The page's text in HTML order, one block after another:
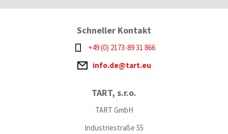
Schneller Kontakt
+49 (0) 2173-89 31 866
info.de@tart.eu
TART, s.r.o.
TART GmbH
Industriestraße 55